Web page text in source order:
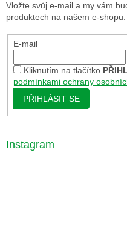
Vložte svůj e-mail a my vám
produktech na našem e-shopu.
E-mail
Kliknutím na tlačítko
podmínkami ochrany
PŘIHLÁSIT SE
Instagram